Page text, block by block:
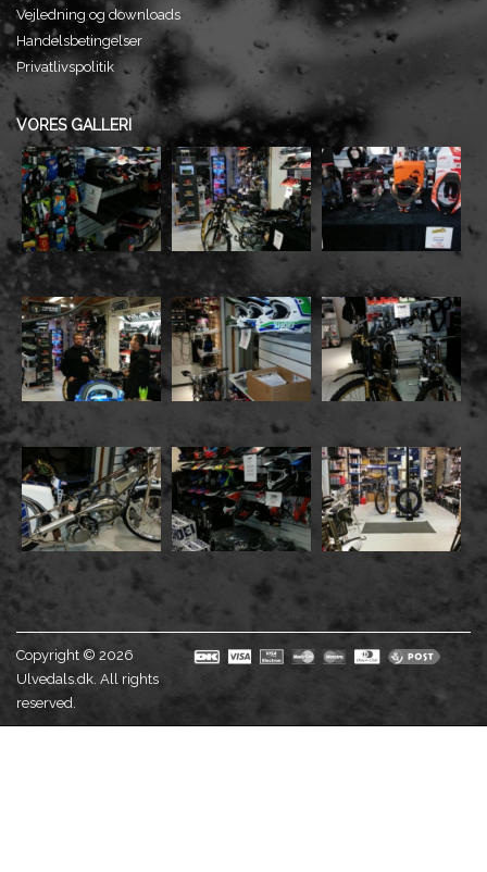
Vejledning og downloads
Handelsbetingelser
Privatlivspolitik
VORES GALLERI
Copyright © 2026
Ulvedals.dk. All rights
reserved.